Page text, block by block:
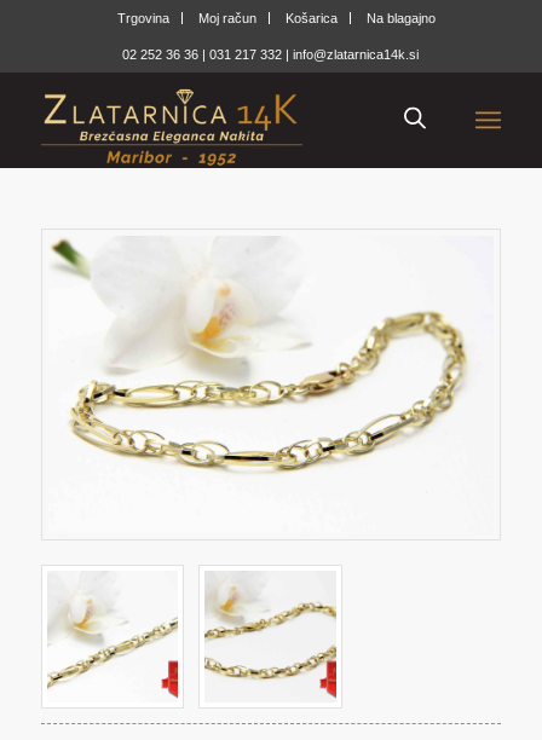
Trgovina Moj račun Košarica Na blagajno
02 252 36 36 |031 217 332 |info@zlatarnica14k.si